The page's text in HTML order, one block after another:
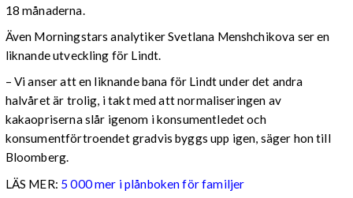
18 månaderna.
Även Morningstars analytiker Svetlana Menshchikova ser en
liknande utveckling för Lindt.
– Vi anser att en liknande bana för Lindt under det andra
halvåret är trolig, i takt med att normaliseringen av
kakaopriserna slår igenom i konsumentledet och
konsumentförtroendet gradvis byggs upp igen, säger hon till
Bloomberg.
LÄS MER: 5 000 mer i plånboken för familjer